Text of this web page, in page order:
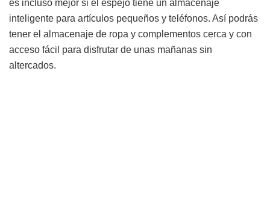
es incluso mejor si el espejo tiene un almacenaje
inteligente para artículos pequeños y teléfonos. Así podrás
tener el almacenaje de ropa y complementos cerca y con
acceso fácil para disfrutar de unas mañanas sin
altercados.